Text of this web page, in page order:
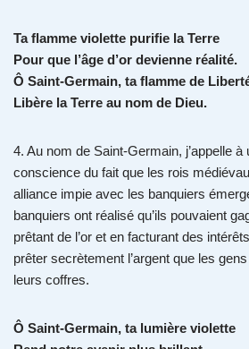
Ta flamme violette purifie la Terre
Pour que l’âge d’or devienne réalité.
Ô Saint-Germain, ta flamme de
Libère la Terre au nom de Dieu.
4. Au nom de Saint-Germain, j’appelle à
conscience du fait que les rois
alliance impie avec les banquiers
banquiers ont réalisé qu’ils pouvaient
prêtant de l’or et en facturant des
prêter secrètement l’argent que les
leurs coffres.
Ô Saint-Germain, ta lumière violette